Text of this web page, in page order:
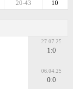
10
20-43
27.07.25
1:0
06.04.25
0:0